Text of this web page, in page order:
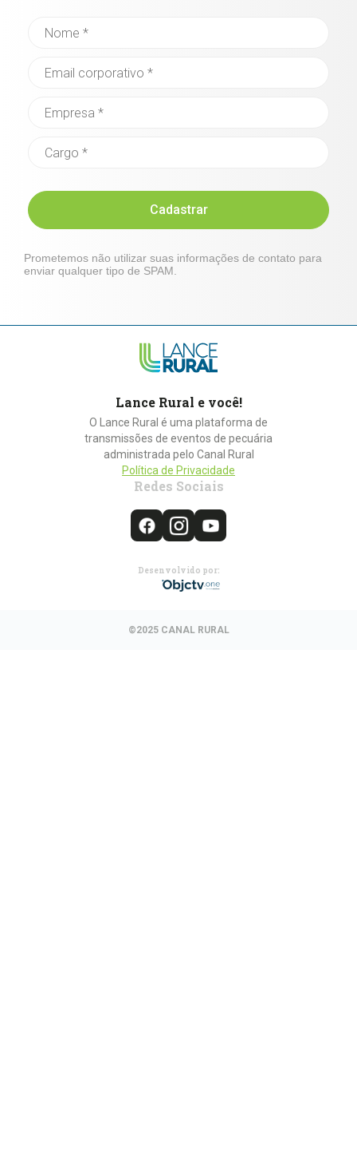
Cadastrar
Prometemos não utilizar suas informações de contato para
enviar qualquer tipo de SPAM.
Lance Rural e você!
O Lance Rural é uma plataforma de
transmissões de eventos de pecuária
administrada pelo Canal Rural
Política de Privacidade
Redes Sociais
Desenvolvido por:
©2025 CANAL RURAL